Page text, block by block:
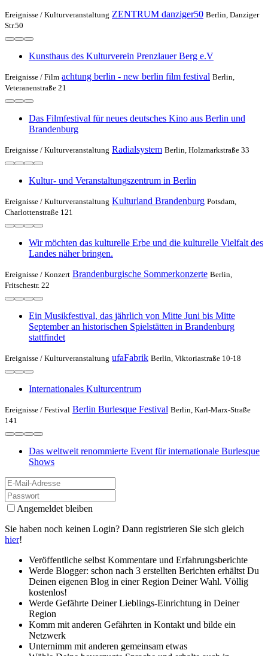
Ereignisse / Kulturveranstaltung ZENTRUM danziger50 Berlin, Danziger
Str.50
Kunsthaus des Kulturverein Prenzlauer Berg e.V
Ereignisse / Film achtung berlin - new berlin film festival Berlin,
Veteranenstraße 21
Das Filmfestival für neues deutsches Kino aus Berlin und
Brandenburg
Ereignisse / Kulturveranstaltung Radialsystem Berlin, Holzmarkstraße 33
Kultur- und Veranstaltungszentrum in Berlin
Ereignisse / Kulturveranstaltung Kulturland Brandenburg Potsdam,
Charlottenstraße 121
Wir möchten das kulturelle Erbe und die kulturelle Vielfalt des
Landes näher bringen.
Ereignisse / Konzert Brandenburgische Sommerkonzerte Berlin,
Fritschestr. 22
Ein Musikfestival, das jährlich von Mitte Juni bis Mitte
September an historischen Spielstätten in Brandenburg
stattfindet
Ereignisse / Kulturveranstaltung ufaFabrik Berlin, Viktoriastraße 10-18
Internationales Kulturcentrum
Ereignisse / Festival Berlin Burlesque Festival Berlin, Karl-Marx-Straße
141
Das weltweit renommierte Event für internationale Burlesque
Shows
Angemeldet bleiben
Sie haben noch keinen Login? Dann registrieren Sie sich gleich
hier!
Veröffentliche selbst Kommentare und Erfahrungsberichte
Werde Blogger: schon nach 3 erstellten Berichten erhältst Du
Deinen eigenen Blog in einer Region Deiner Wahl. Völlig
kostenlos!
Werde Gefährte Deiner Lieblings-Einrichtung in Deiner
Region
Komm mit anderen Gefährten in Kontakt und bilde ein
Netzwerk
Unternimm mit anderen gemeinsam etwas